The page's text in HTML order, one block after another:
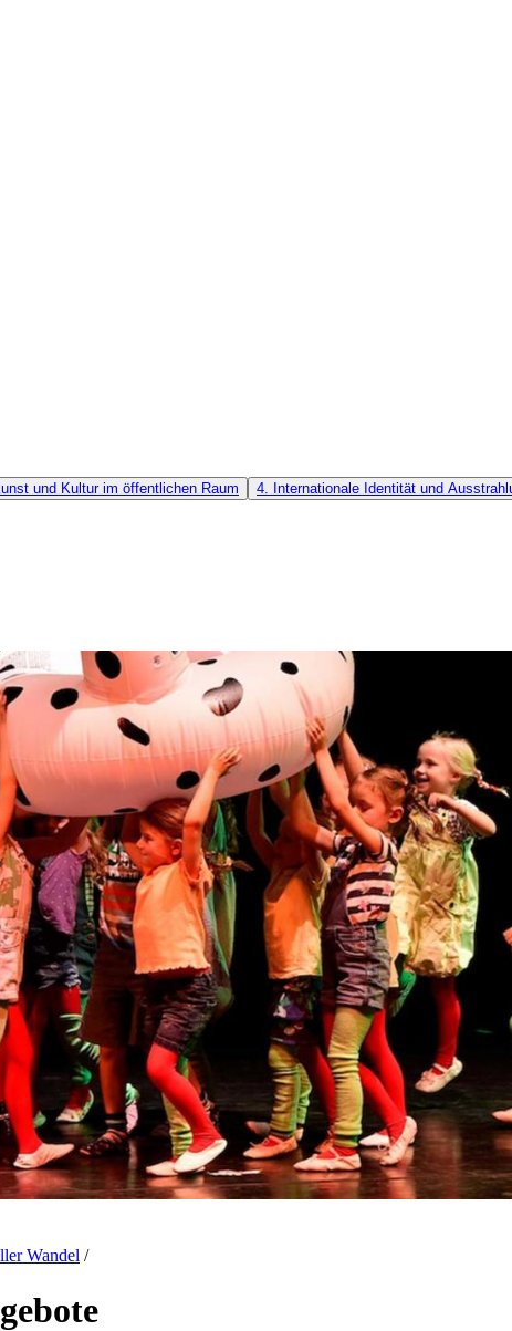
und Kultur im öffentlichen Raum 4. Internationale Identität und
Wandel /